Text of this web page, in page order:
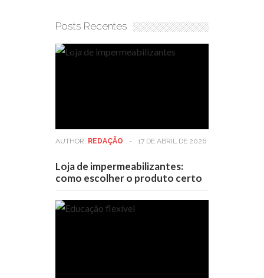
Posts Recentes
AUTHOR: REDAÇÃO - 17 DE ABRIL DE 2026
Loja de impermeabilizantes:
como escolher o produto certo